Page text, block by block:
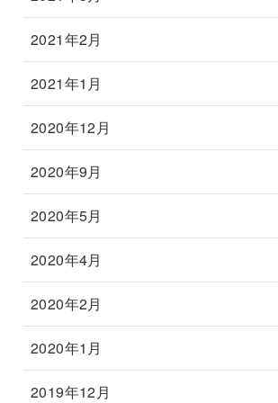
2021年2月
2021年1月
2020年12月
2020年9月
2020年5月
2020年4月
2020年2月
2020年1月
2019年12月